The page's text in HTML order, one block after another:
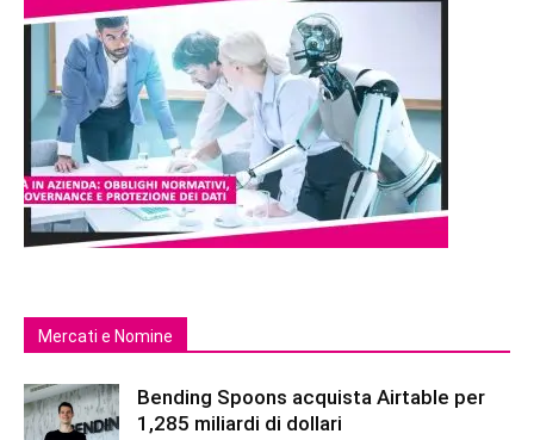
Mercati e Nomine
Bending Spoons acquista Airtable per
1,285 miliardi di dollari